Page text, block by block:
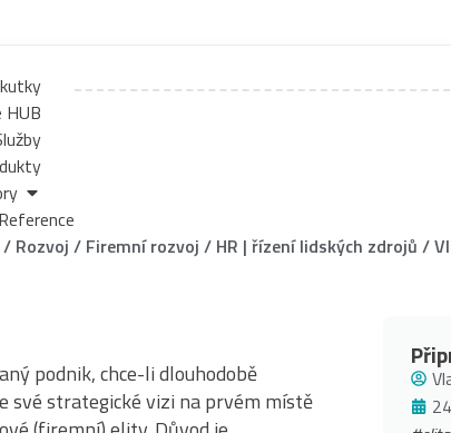
HUB
Reference
Rozvoj / Firemní rozvoj / HR | řízení lidských zdrojů /
podnik, chce-li dlouhodobě
své strategické vizi na prvém místě